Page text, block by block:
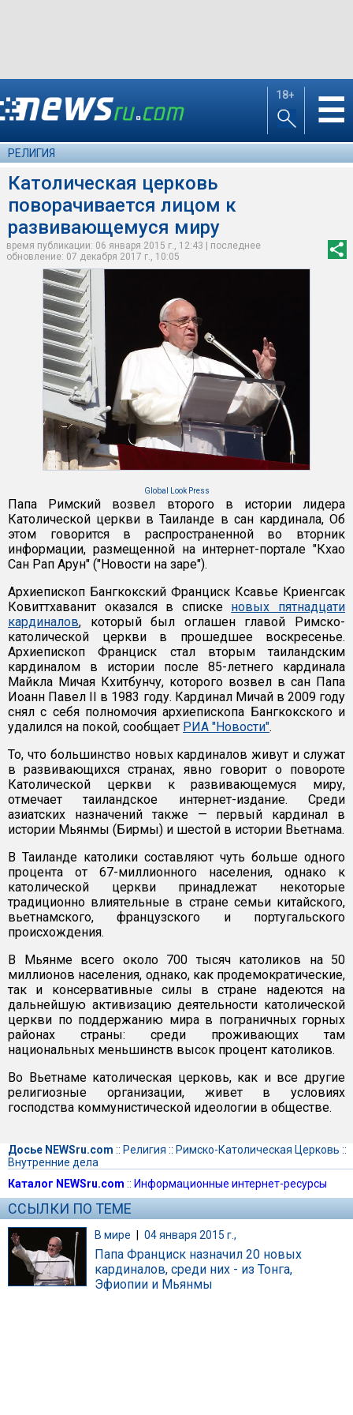
18+ ☰
РЕЛИГИЯ
Католическая церковь
поворачивается лицом к
развивающемуся миру
время публикации: 06 января 2015 г., 12:43 | последнее
обновление: 07 декабря 2017 г., 10:05
Global Look Press
Папа Римский возвел второго в истории лидера
Католической церкви в Таиланде в сан кардинала, Об
этом говорится в распространенной во вторник
информации, размещенной на интернет-портале "Кхао
Сан Рап Арун" ("Новости на заре").
Архиепископ Бангкокский Франциск Ксавье Криенгсак
Ковиттхаванит оказался в списке новых пятнадцати
кардиналов, который был оглашен главой Римско-
католической церкви в прошедшее воскресенье.
Архиепископ Франциск стал вторым таиландским
кардиналом в истории после 85-летнего кардинала
Майкла Мичая Кхитбунчу, которого возвел в сан Папа
Иоанн Павел II в 1983 году. Кардинал Мичай в 2009 году
снял с себя полномочия архиепископа Бангкокского и
удалился на покой, сообщает РИА "Новости".
То, что большинство новых кардиналов живут и служат
в развивающихся странах, явно говорит о повороте
Католической церкви к развивающемуся миру,
отмечает таиландское интернет-издание. Среди
азиатских назначений также — первый кардинал в
истории Мьянмы (Бирмы) и шестой в истории Вьетнама.
В Таиланде католики составляют чуть больше одного
процента от 67-миллионного населения, однако к
католической церкви принадлежат некоторые
традиционно влиятельные в стране семьи китайского,
вьетнамского, французского и португальского
происхождения.
В Мьянме всего около 700 тысяч католиков на 50
миллионов населения, однако, как продемократические,
так и консервативные силы в стране надеются на
дальнейшую активизацию деятельности католической
церкви по поддержанию мира в пограничных горных
районах страны: среди проживающих там
национальных меньшинств высок процент католиков.
Во Вьетнаме католическая церковь, как и все другие
религиозные организации, живет в условиях
господства коммунистической идеологии в обществе.
Досье NEWSru.com :: Религия :: Римско-Католическая Церковь ::
Внутренние дела
Каталог NEWSru.com :: Информационные интернет-ресурсы
ССЫЛКИ ПО ТЕМЕ
В мире | 04 января 2015 г.,
Папа Франциск назначил 20 новых
кардиналов, среди них - из Тонга,
Эфиопии и Мьянмы